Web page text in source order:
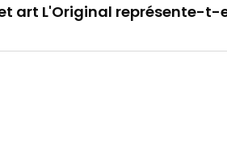
art L'Original représente-t-